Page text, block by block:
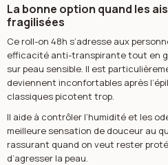
La bonne option quand les
fragilisées
Ce roll-on 48h s’adresse aux
efficacité anti-transpirante tout en
sur peau sensible. Il est
deviennent inconfortables après
classiques picotent trop.
Il aide à contrôler l’humidité et les
meilleure sensation de douceur au
rassurant quand on veut rester
d’agresser la peau.